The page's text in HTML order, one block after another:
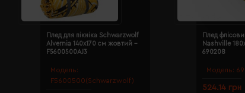
Модель:
F5600500(Schwarzwolf)
Плед для пікніка Schwarzwolf
Alvernia 140х170 см жовтий -
F5600500AJ3
Модель:
Плед
Nashville
690208
524.14 грн